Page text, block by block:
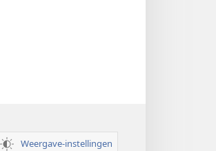
Weergave-instellingen